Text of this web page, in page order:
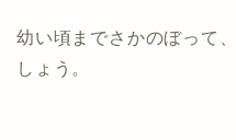
幼い頃までさかのぼって
しょう。